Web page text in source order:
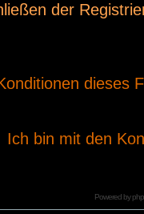
der
dieses
Ich bin mit den
Powered by